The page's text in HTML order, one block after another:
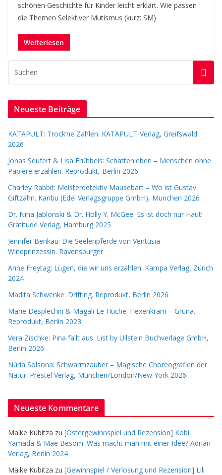
schönen Geschichte für Kinder leicht erklärt. Wie passen
die Themen Selektiver Mutismus (kurz: SM)
Weiterlesen
Neueste Beiträge
KATAPULT: Trock’ne Zahlen. KATAPULT-Verlag, Greifswald
2026
Jonas Seufert & Lisa Frühbeis: Schattenleben – Menschen ohne
Papiere erzählen. Reprodukt, Berlin 2026
Charley Rabbit: Meisterdetektiv Mausebart – Wo ist Gustav
Giftzahn. Karibu (Edel Verlagsgruppe GmbH), München 2026
Dr. Nina Jablonski & Dr. Holly Y. McGee: Es ist doch nur Haut!
Gratitude Verlag, Hamburg 2025
Jennifer Benkau: Die Seelenpferde von Ventusia –
Windprinzessin. Ravensburger
Anne Freytag: Lügen, die wir uns erzählen. Kampa Verlag, Zürich
2024
Madita Schwenke: Drifting. Reprodukt, Berlin 2026
Marie Desplechin & Magali Le Huche: Hexenkram – Grüna.
Reprodukt, Berlin 2023
Vera Zischke: Pina fällt aus. List by Ullstein Buchverlage GmbH,
Berlin 2026
Núria Solsona: Schwarmzauber – Magische Choreografien der
Natur. Prestel Verlag, München/London/New York 2026
Neueste Kommentare
Maike Kubitza zu [Ostergewinnspiel und Rezension] Kobi
Yamada & Mae Besom: Was macht man mit einer Idee? Adrian
Verlag, Berlin 2024
Maike Kubitza zu [Gewinnspiel / Verlosung und Rezension] Lili